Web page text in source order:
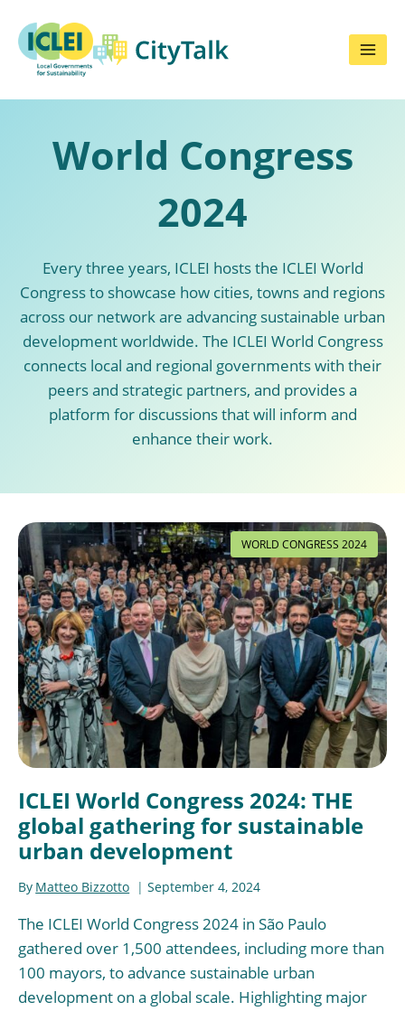
content
World Congress
2024
Every three years, ICLEI hosts the ICLEI World
Congress to showcase how cities, towns and regions
across our network are advancing sustainable urban
development worldwide. The ICLEI World Congress
connects local and regional governments with their
peers and strategic partners, and provides a
platform for discussions that will inform and
enhance their work.
WORLD CONGRESS 2024
ICLEI World Congress 2024: THE
global gathering for sustainable
urban development
By Matteo Bizzotto September 4, 2024
The ICLEI World Congress 2024 in São Paulo
gathered over 1,500 attendees, including more than
100 mayors, to advance sustainable urban
development on a global scale. Highlighting major